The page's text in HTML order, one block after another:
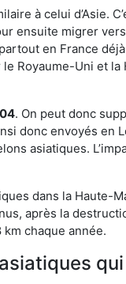
à celui d’Asie.
ensuite migrer
en France
Royaume-Uni et la
. On peut donc
donc envoyés en
asiatiques.
dans la Haute-
après la
chaque année.